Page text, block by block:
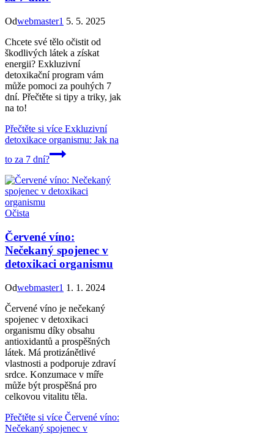
Odwebmaster1 5. 5. 2025
Chcete své tělo očistit od
škodlivých látek a získat
energii? Exkluzivní
detoxikační program vám
může pomoci za pouhých 7
dní. Přečtěte si tipy a triky, jak
na to!
Přečtěte si více Exkluzivní
detoxikace organismu: Jak na
to za 7 dní?
Očista
Červené víno:
Nečekaný spojenec v
detoxikaci organismu
Odwebmaster1 1. 1. 2024
Červené víno je nečekaný
spojenec v detoxikaci
organismu díky obsahu
antioxidantů a prospěšných
látek. Má protizánětlivé
vlastnosti a podporuje zdraví
srdce. Konzumace v míře
může být prospěšná pro
celkovou vitalitu těla.
Přečtěte si více Červené víno:
Nečekaný spojenec v